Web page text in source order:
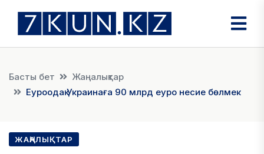
Басты бет
Жаңалықтар
Еуроодақ Украинаға 90 млрд еуро несие бөлмек
ЖАҢАЛЫҚТАР